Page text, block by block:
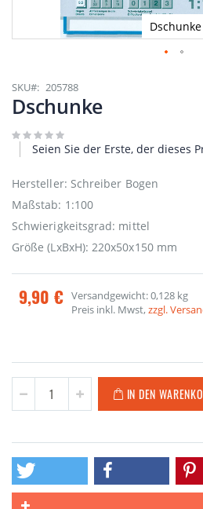
Dschunke
Anfang
der
Bildgalerie
SKU 205788
Dschunke
Seien Sie der Erste, der dieses
Hersteller: Schreiber Bogen
Maßstab: 1:100
Schwierigkeitsgrad: mittel
Größe (LxBxH): 220x50x150 mm
9,90 € Versandgewicht: 0,128 kg
Preis inkl. Mwst,zzgl.
IN DEN